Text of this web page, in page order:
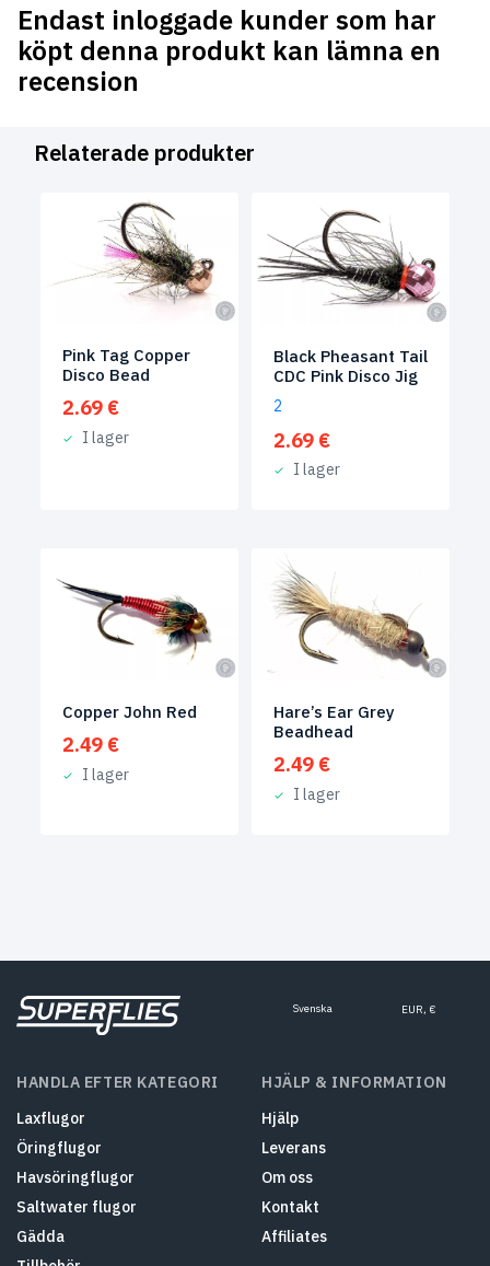
Endast inloggade kunder som har
köpt denna produkt kan lämna en
recension
Relaterade produkter
Pink Tag Copper
Disco Bead
2.69 €
I lager
Black Pheasant Tail
CDC Pink Disco Jig
2
2.69 €
I lager
Copper John Red
2.49 €
I lager
Hare’s Ear Grey
Beadhead
2.49 €
I lager
Svenska EUR, €
HANDLA EFTER KATEGORI
Laxflugor
Öringflugor
Havsöringflugor
Saltwater flugor
Gädda
HJÄLP & INFORMATION
Hjälp
Leverans
Om oss
Kontakt
Affiliates